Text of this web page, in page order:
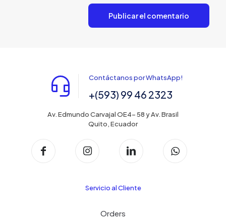
Contáctanos por WhatsApp!
+(593) 99 46 2323
Av. Edmundo Carvajal OE4- 58 y Av. Brasil
Quito, Ecuador
Servicio al Cliente
Orders